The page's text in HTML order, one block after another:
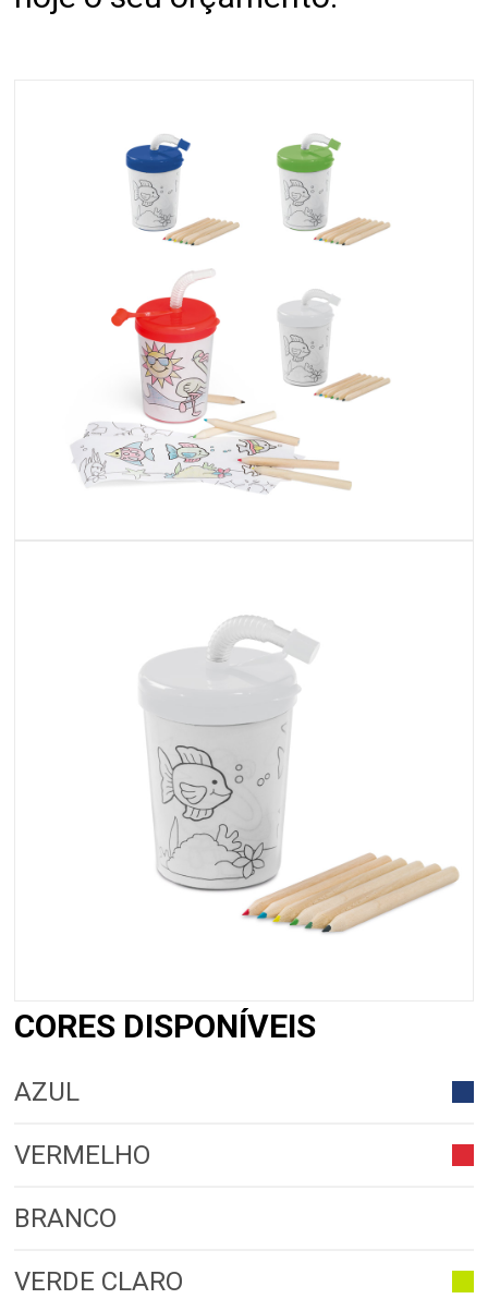
CORES DISPONÍVEIS
AZUL
VERMELHO
BRANCO
VERDE CLARO